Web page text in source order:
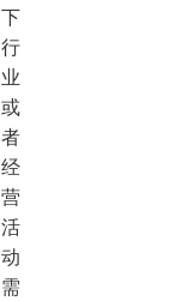
下
行
业
或
者
经
营
活
动
需